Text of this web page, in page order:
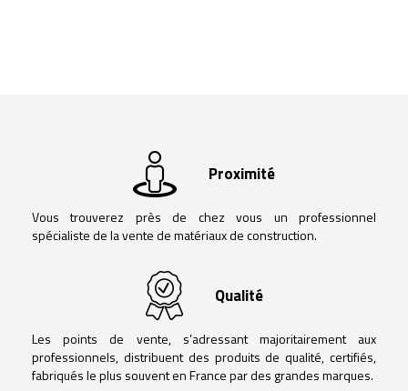
Proximité
Vous trouverez près de chez vous un professionnel
spécialiste de la vente de matériaux de construction.
Qualité
Les points de vente, s’adressant majoritairement aux
professionnels, distribuent des produits de qualité, certifiés,
fabriqués le plus souvent en France par des grandes marques.